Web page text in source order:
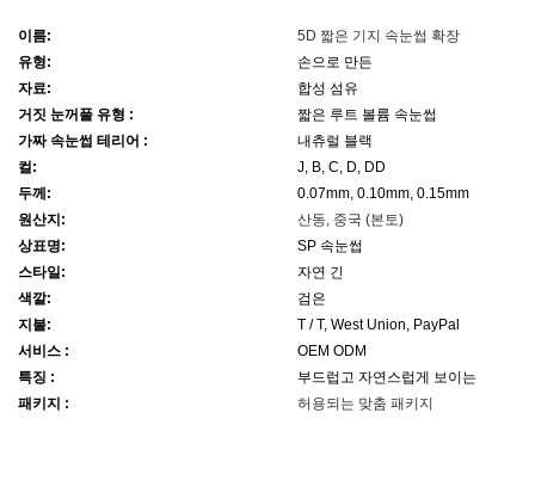
이름:
5D 짧은 기지 속눈썹 확장
유형:
손으로 만든
자료:
합성 섬유
거짓 눈꺼풀 유형 :
짧은 루트 볼륨 속눈썹
가짜 속눈썹 테리어 :
내츄럴 블랙
컬:
J, B, C, D, DD
두께:
0.07mm, 0.10mm, 0.15mm
원산지:
산동, 중국 (본토)
상표명:
SP 속눈썹
스타일:
자연 긴
색깔:
검은
지불:
T / T, West Union, PayPal
서비스 :
OEM ODM
특징 :
부드럽고 자연스럽게 보이는
패키지 :
허용되는 맞춤 패키지